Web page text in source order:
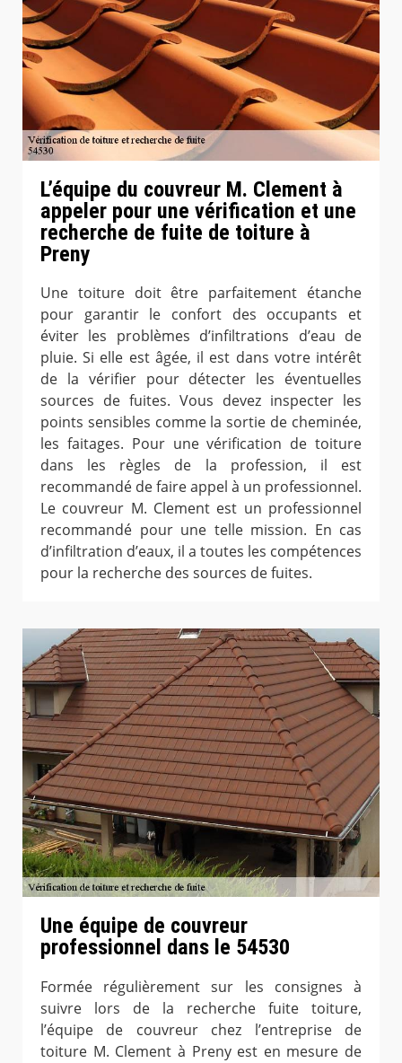
L’équipe du couvreur M. Clement à
appeler pour une vérification et une
recherche de fuite de toiture à
Preny
Une toiture doit être parfaitement étanche
pour garantir le confort des occupants et
éviter les problèmes d’infiltrations d’eau de
pluie. Si elle est âgée, il est dans votre intérêt
de la vérifier pour détecter les éventuelles
sources de fuites. Vous devez inspecter les
points sensibles comme la sortie de cheminée,
les faitages. Pour une vérification de toiture
dans les règles de la profession, il est
recommandé de faire appel à un professionnel.
Le couvreur M. Clement est un professionnel
recommandé pour une telle mission. En cas
d’infiltration d’eaux, il a toutes les compétences
pour la recherche des sources de fuites.
Une équipe de couvreur
professionnel dans le 54530
Formée régulièrement sur les consignes à
suivre lors de la recherche fuite toiture,
l’équipe de couvreur chez l’entreprise de
toiture M. Clement à Preny est en mesure de